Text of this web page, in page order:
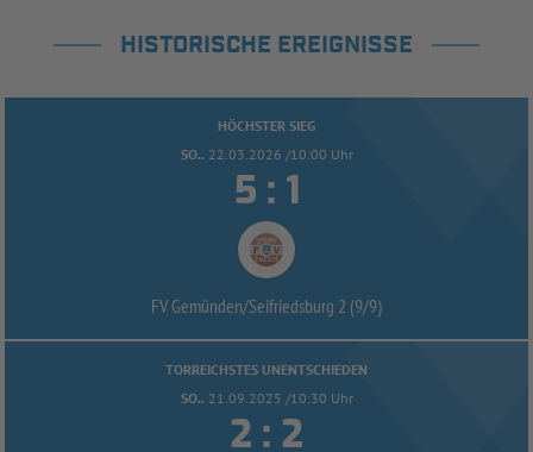
HISTORISCHE EREIGNISSE
HÖCHSTER SIEG
SO.. 22.03.2026 /10:00 Uhr
 : 
FV Gemünden/Seifriedsburg 2 (9/9)
TORREICHSTES UNENTSCHIEDEN
SO.. 21.09.2025 /10:30 Uhr
 : 